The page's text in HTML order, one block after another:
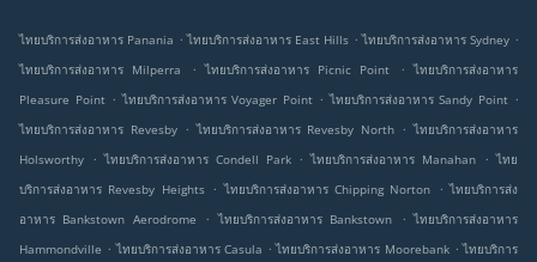
ไทยบริการส่งอาหาร Panania . ไทยบริการส่งอาหาร East Hills . ไทยบริการส่งอาหาร Sydney .
ไทยบริการส่งอาหาร Milperra
. ไทยบริการส่งอาหาร Picnic Point . ไทยบริการส่งอาหาร
Pleasure Point . ไทยบริการส่งอาหาร Voyager Point . ไทยบริการส่งอาหาร Sandy Point .
ไทยบริการส่งอาหาร Revesby
. ไทยบริการส่งอาหาร Revesby North . ไทยบริการส่งอาหาร
Holsworthy
. ไทยบริการส่งอาหาร Condell Park . ไทยบริการส่งอาหาร Manahan . ไทย
บริการส่งอาหาร Revesby Heights . ไทยบริการส่งอาหาร Chipping Norton . ไทยบริการส่ง
อาหาร Bankstown Aerodrome
. ไทยบริการส่งอาหาร Bankstown . ไทยบริการส่งอาหาร
Hammondville . ไทยบริการส่งอาหาร Casula . ไทยบริการส่งอาหาร Moorebank . ไทยบริการ